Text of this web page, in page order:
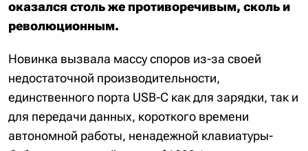
оказался столь же противоречивым, сколь и
революционным.
Новинка вызвала массу споров из-за своей
недостаточной производительности,
единственного порта USB-C как для зарядки, так и
для передачи данных, короткого времени
автономной работы, ненадежной клавиатуры-